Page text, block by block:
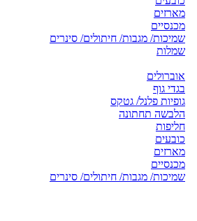
מארזים
מכנסיים
שמיכות/ מגבות/ חיתולים/ סינרים
שמלות
אוברולים
בגדי גוף
גופיות פלנל/ גטקס
הלבשה תחתונה
חליפות
כובעים
מארזים
מכנסיים
שמיכות/ מגבות/ חיתולים/ סינרים